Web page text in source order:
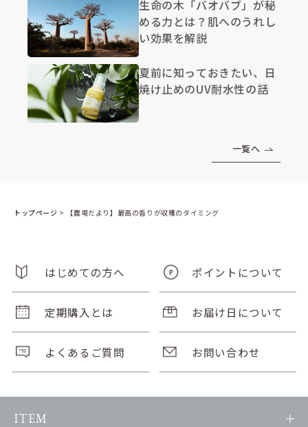
生命の木「バオバブ」が秘
める力とは？肌へのうれし
い効果を解説
夏前に知っておきたい、日
焼け止めのUV耐水性の話
一覧へ
トップページ > 【農場だより】最高の香りが収穫のタイミング
はじめての方へ ポイントについて
定期購入とは お届け日について
よくあるご質問 お問い合わせ
ITEM